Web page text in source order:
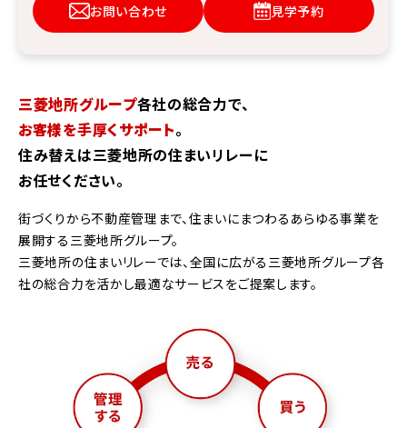
お問い合わせ 見学予約
三菱地所グループ各社の総合力で、
お客様を手厚くサポート。
住み替えは三菱地所の住まいリレーに
お任せください。
街づくりから不動産管理まで、住まいにまつわるあらゆる事業を
展開する三菱地所グループ。
三菱地所の住まいリレーでは、全国に広がる三菱地所グループ各
社の総合力を活かし最適なサービスをご提案します。